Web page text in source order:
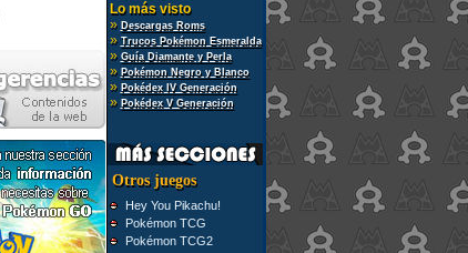
Lo más visto
» Descargas Roms
» Trucos Pokémon Esmeralda
» Guía Diamante y Perla
» Pokémon Negro y Blanco
» Pokédex IV Generación
» Pokédex V Generación
Otros juegos
Hey You Pikachu!
Pokémon TCG
Pokémon TCG2